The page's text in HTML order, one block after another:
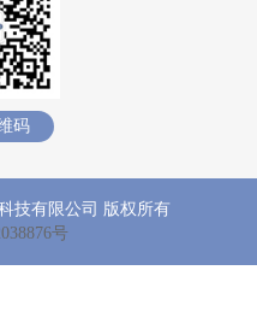
码
技有限公司 版权所有
号